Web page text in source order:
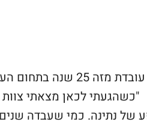
לכאן מצאתי צוות
נתינה. כמי שעבדה